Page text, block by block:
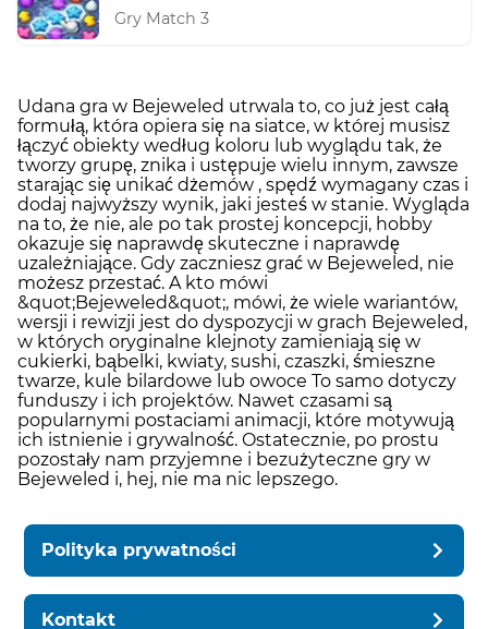
Gry Match 3
Udana gra w Bejeweled utrwala to, co już jest całą
formułą, która opiera się na siatce, w której musisz
łączyć obiekty według koloru lub wyglądu tak, że
tworzy grupę, znika i ustępuje wielu innym, zawsze
starając się unikać dżemów , spędź wymagany czas i
dodaj najwyższy wynik, jaki jesteś w stanie. Wygląda
na to, że nie, ale po tak prostej koncepcji, hobby
okazuje się naprawdę skuteczne i naprawdę
uzależniające. Gdy zaczniesz grać w Bejeweled, nie
możesz przestać. A kto mówi
&quot;Bejeweled&quot;, mówi, że wiele wariantów,
wersji i rewizji jest do dyspozycji w grach Bejeweled,
w których oryginalne klejnoty zamieniają się w
cukierki, bąbelki, kwiaty, sushi, czaszki, śmieszne
twarze, kule bilardowe lub owoce To samo dotyczy
funduszy i ich projektów. Nawet czasami są
popularnymi postaciami animacji, które motywują
ich istnienie i grywalność. Ostatecznie, po prostu
pozostały nam przyjemne i bezużyteczne gry w
Bejeweled i, hej, nie ma nic lepszego.
Polityka prywatności
Kontakt